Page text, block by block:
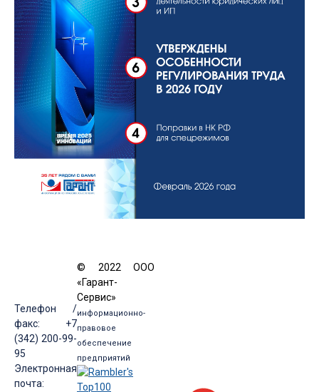
Телефон /
факс: +7
(342) 200-99-
95
Электронная
почта:
© 2022 ООО
«Гарант-
Сервис»
информационно-
правовое
обеспечение
предприятий